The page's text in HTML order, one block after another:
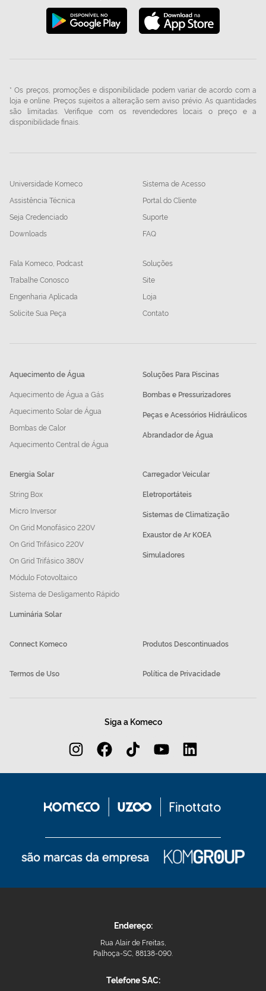
* Os preços, promoções e disponibilidade podem variar de acordo com a
loja e online. Preços sujeitos a alteração sem aviso prévio. As quantidades
são limitadas. Verifique com os revendedores locais o preço e a
disponibilidade finais.
Universidade Komeco
Assistência Técnica
Seja Credenciado
Downloads
Sistema de Acesso
Portal do Cliente
Suporte
FAQ
Fala Komeco, Podcast
Trabalhe Conosco
Engenharia Aplicada
Solicite Sua Peça
Soluções
Site
Loja
Contato
Aquecimento de Água
Aquecimento de Água a Gás
Aquecimento Solar de Água
Bombas de Calor
Aquecimento Central de Água
Soluções Para Piscinas
Bombas e Pressurizadores
Peças e Acessórios Hidráulicos
Abrandador de Água
Energia Solar
String Box
Micro Inversor
On Grid Monofásico 220V
On Grid Trifásico 220V
On Grid Trifásico 380V
Módulo Fotovoltaico
Sistema de Desligamento Rápido
Luminária Solar
Carregador Veicular
Eletroportáteis
Sistemas de Climatização
Exaustor de Ar KOEA
Simuladores
Connect Komeco Produtos Descontinuados
Termos de Uso Política de Privacidade
Siga a Komeco
Endereço:
Rua Alair de Freitas,
Palhoça-SC, 88138-090.
Telefone SAC: